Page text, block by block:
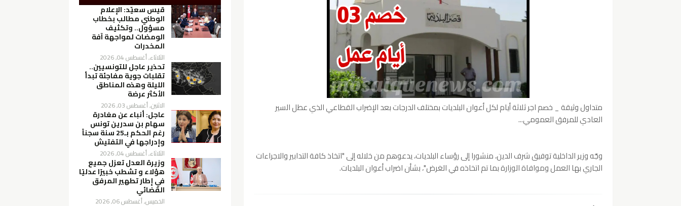
متداول وثيقة _ خصم اجر ثلاثة أيام لكل أعوان البلديات بمختلف الدرجات بعد الإضراب القطاعي الذي عطل السير
العادي للمرفق العمومي...
وجّه وزير الداخلية توفيق شرف الدين، منشورا إلى رؤساء البلديات، يدعوهم من خلاله إلى "اتخاذ كافة التدابير والاجراءات
الجاري بها العمل وموافاة الوزارة بما تم اتخاذه في الغرض"، بشأن اضراب أعوان البلديات.
قيس سعيّد: الإعلام
الوطني مطالب بخطاب
مسؤول.. وتكثيف
الومضات لمواجهة آفة
المخدرات
الثلاثاء, أغسطس 04, 2026
تحذير عاجل للتونسيين..
تقلبات جوية مفاجئة تبدأ
الليلة وهذه المناطق
الأكثر عرضة
الاثنين, أغسطس 03, 2026
عاجل: أنباء عن مغادرة
سهام بن سدرين تونس
رغم الحكم بـ25 سنة سجناً
وإدراجها في التفتيش
الثلاثاء, أغسطس 04, 2026
وزيرة العدل تعزل جميع
هؤلاء و تشطب خبيرًا عدليًا
في إطار تطهير المرفق
القضائي
الخميس, أغسطس 06, 2026